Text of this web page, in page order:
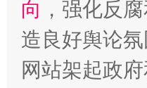
向 ，强化反
造良好舆论
网站架起政